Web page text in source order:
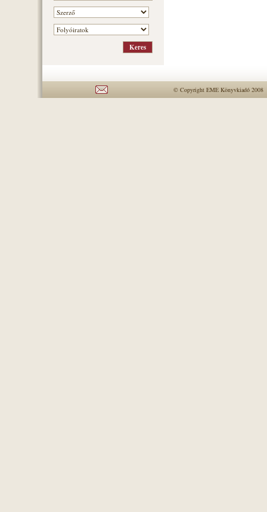
© Copyright EME Könyvkiadó 2008